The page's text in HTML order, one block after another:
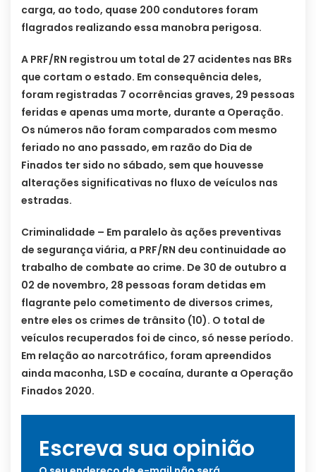
carga, ao todo, quase 200 condutores foram
flagrados realizando essa manobra perigosa.
A PRF/RN registrou um total de 27 acidentes nas BRs
que cortam o estado. Em consequência deles,
foram registradas 7 ocorrências graves, 29 pessoas
feridas e apenas uma morte, durante a Operação.
Os números não foram comparados com mesmo
feriado no ano passado, em razão do Dia de
Finados ter sido no sábado, sem que houvesse
alterações significativas no fluxo de veículos nas
estradas.
Criminalidade – Em paralelo às ações preventivas
de segurança viária, a PRF/RN deu continuidade ao
trabalho de combate ao crime. De 30 de outubro a
02 de novembro, 28 pessoas foram detidas em
flagrante pelo cometimento de diversos crimes,
entre eles os crimes de trânsito (10). O total de
veículos recuperados foi de cinco, só nesse período.
Em relação ao narcotráfico, foram apreendidos
ainda maconha, LSD e cocaína, durante a Operação
Finados 2020.
Escreva sua opinião